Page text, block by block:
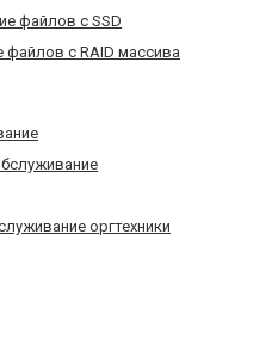
файлов с SSD
файлов с RAID массива
оргтехники